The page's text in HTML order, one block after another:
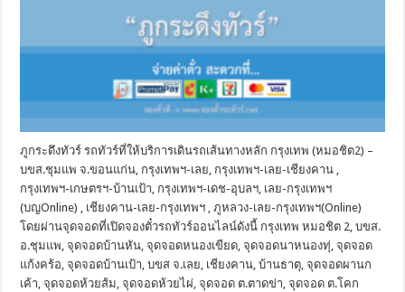
ภูกระดึงทัวร์ รถทัวร์ที่ให้บริการเดินรถเส้นทางหลัก กรุงเทพ (หมอชิต2) –
บขส.ชุมแพ จ.ขอนแก่น, กรุงเทพฯ-เลย, กรุงเทพฯ-เลย-เชียงคาน ,
กรุงเทพฯ-เกษตรฯ-บ้านเป้า, กรุงเทพฯ-เดช-อุบลฯ, เลย-กรุงเทพฯ
(บญOnline) , เชียงคาน-เลย-กรุงเทพฯ , ภูหลวง-เลย-กรุงเทพฯ(Online)
โดยผ่านจุดจอดที่เปิดจองตั๋วรถทัวร์ออนไลน์ดังนี้ กรุงเทพ หมอชิต 2, บขส.
อ.ชุมแพ, จุดจอดบ้านหัน, จุดจอดหนองเขียด, จุดจอดนาหนองทุ่, จุดจอด
แก้งคร้อ, จุดจอดบ้านเป้า, บขส จ.เลย, เชียงคาน, บ้านธาตุ, จุดจอดผานก
เค้า, จุดจอดห้วยส้ม, จุดจอดห้วยไผ่, จุดจอด ต.ตาดข่า, จุดจอด ต.โคก